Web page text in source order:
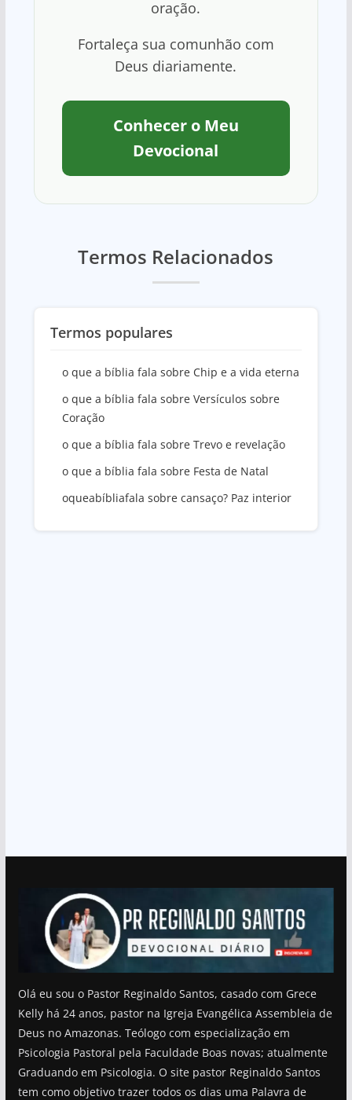
oração.
Fortaleça sua comunhão com
Deus diariamente.
Conhecer o Meu
Devocional
Termos Relacionados
Termos populares
o que a bíblia fala sobre Chip e a vida eterna
o que a bíblia fala sobre Versículos sobre
Coração
o que a bíblia fala sobre Trevo e revelação
o que a bíblia fala sobre Festa de Natal
oqueabíbliafala sobre cansaço? Paz interior
Olá eu sou o Pastor Reginaldo Santos, casado com Grece
Kelly há 24 anos, pastor na Igreja Evangélica Assembleia de
Deus no Amazonas. Teólogo com especialização em
Psicologia Pastoral pela Faculdade Boas novas; atualmente
Graduando em Psicologia. O site pastor Reginaldo Santos
tem como objetivo trazer todos os dias uma Palavra de